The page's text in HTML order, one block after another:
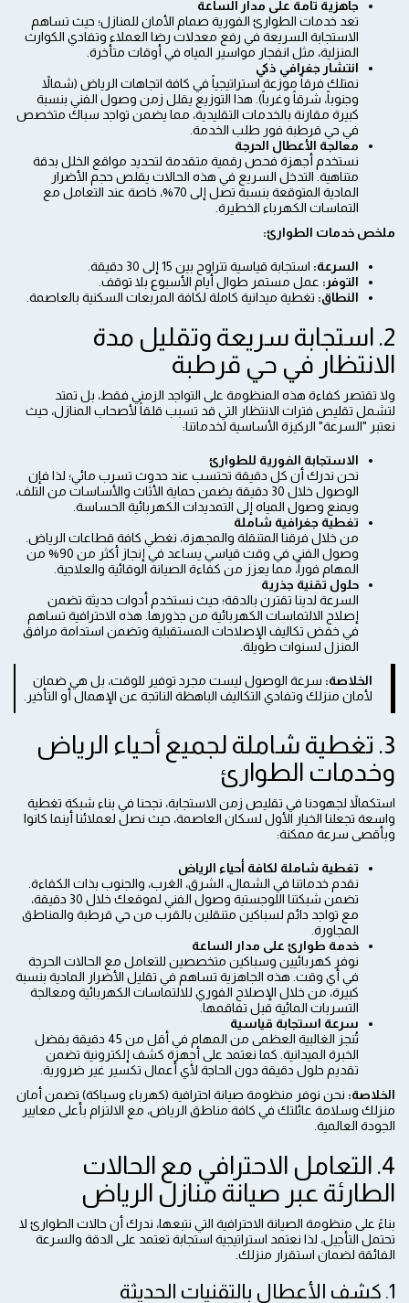
جاهزية تامة على مدار الساعة
تعد خدمات الطوارئ الفورية صمام الأمان للمنازل؛ حيث تساهم
الاستجابة السريعة في رفع معدلات رضا العملاء وتفادي الكوارث
المنزلية، مثل انفجار مواسير المياه في أوقات متأخرة.
انتشار جغرافي ذكي
نمتلك فرقاً موزعة استراتيجياً في كافة اتجاهات الرياض (شمالاً
وجنوباً، شرقاً وغرباً). هذا التوزيع يقلل زمن وصول الفني بنسبة
كبيرة مقارنة بالخدمات التقليدية، مما يضمن تواجد سباك متخصص
في حي قرطبة فور طلب الخدمة.
معالجة الأعطال الحرجة
نستخدم أجهزة فحص رقمية متقدمة لتحديد مواقع الخلل بدقة
متناهية. التدخل السريع في هذه الحالات يقلص حجم الأضرار
المادية المتوقعة بنسبة تصل إلى 70%، خاصة عند التعامل مع
التماسات الكهرباء الخطيرة.
ملخص خدمات الطوارئ:
السرعة: استجابة قياسية تتراوح بين 15 إلى 30 دقيقة.
التوفر: عمل مستمر طوال أيام الأسبوع بلا توقف.
النطاق: تغطية ميدانية كاملة لكافة المربعات السكنية بالعاصمة.
2. استجابة سريعة وتقليل مدة
الانتظار في حي قرطبة
ولا تقتصر كفاءة هذه المنظومة على التواجد الزمني فقط، بل تمتد
لتشمل تقليص فترات الانتظار التي قد تسبب قلقاً لأصحاب المنازل، حيث
نعتبر "السرعة" الركيزة الأساسية لخدماتنا:
الاستجابة الفورية للطوارئ
نحن ندرك أن كل دقيقة تحتسب عند حدوث تسرب مائي؛ لذا فإن
الوصول خلال 30 دقيقة يضمن حماية الأثاث والأساسات من التلف،
ويمنع وصول المياه إلى التمديدات الكهربائية الحساسة.
تغطية جغرافية شاملة
من خلال فرقنا المتنقلة والمجهزة، نغطي كافة قطاعات الرياض.
وصول الفني في وقت قياسي يساعد في إنجاز أكثر من 90% من
المهام فوراً، مما يعزز من كفاءة الصيانة الوقائية والعلاجية.
حلول تقنية جذرية
السرعة لدينا تقترن بالدقة؛ حيث نستخدم أدوات حديثة تضمن
إصلاح الالتماسات الكهربائية من جذورها. هذه الاحترافية تساهم
في خفض تكاليف الإصلاحات المستقبلية وتضمن استدامة مرافق
المنزل لسنوات طويلة.
الخلاصة: سرعة الوصول ليست مجرد توفير للوقت، بل هي ضمان
لأمان منزلك وتفادي التكاليف الباهظة الناتجة عن الإهمال أو التأخير.
3. تغطية شاملة لجميع أحياء الرياض
وخدمات الطوارئ
استكمالاً لجهودنا في تقليص زمن الاستجابة، نجحنا في بناء شبكة تغطية
واسعة تجعلنا الخيار الأول لسكان العاصمة، حيث نصل لعملائنا أينما كانوا
وبأقصى سرعة ممكنة:
تغطية شاملة لكافة أحياء الرياض
نقدم خدماتنا في الشمال، الشرق، الغرب، والجنوب بذات الكفاءة.
تضمن شبكتنا اللوجستية وصول الفني لموقعك خلال 30 دقيقة،
مع تواجد دائم لسباكين متنقلين بالقرب من حي قرطبة والمناطق
المجاورة.
خدمة طوارئ على مدار الساعة
نوفر كهربائيين وسباكين متخصصين للتعامل مع الحالات الحرجة
في أي وقت. هذه الجاهزية تساهم في تقليل الأضرار المادية بنسبة
كبيرة، من خلال الإصلاح الفوري للالتماسات الكهربائية ومعالجة
التسربات المائية قبل تفاقمها.
سرعة استجابة قياسية
تُنجز الغالبية العظمى من المهام في أقل من 45 دقيقة بفضل
الخبرة الميدانية. كما نعتمد على أجهزة كشف إلكترونية تضمن
تقديم حلول دقيقة دون الحاجة لأي أعمال تكسير غير ضرورية.
الخلاصة: نحن نوفر منظومة صيانة احترافية (كهرباء وسباكة) تضمن أمان
منزلك وسلامة عائلتك في كافة مناطق الرياض، مع الالتزام بأعلى معايير
الجودة العالمية.
4. التعامل الاحترافي مع الحالات
الطارئة عبر صيانة منازل الرياض
بناءً على منظومة الصيانة الاحترافية التي نتبعها، ندرك أن حالات الطوارئ لا
تحتمل التأجيل، لذا نعتمد استراتيجية استجابة تعتمد على الدقة والسرعة
الفائقة لضمان استقرار منزلك.
1. كشف الأعطال بالتقنيات الحديثة